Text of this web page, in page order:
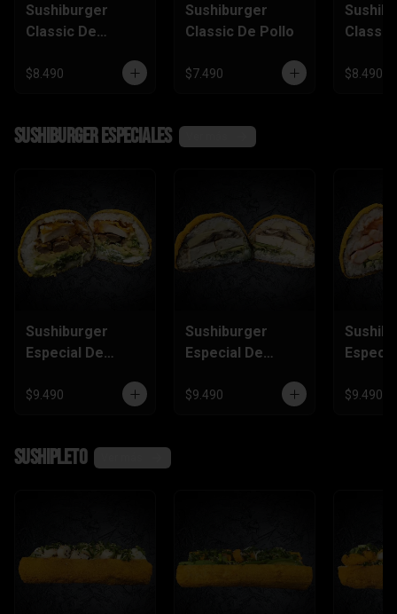
Sushiburger
Classic De
$8.490
Sushiburger
Classic De Pollo
$7.490
Classic
$8.490
SushiBurger Especiales
Sushiburger
Especial De
Furai
$9.490
Sushiburger
Especial De
Champiñón
$9.490 $9.490
SushiPleto